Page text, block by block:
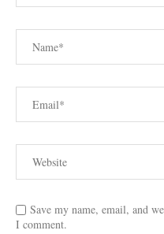
Save my name, email, and
I comment.